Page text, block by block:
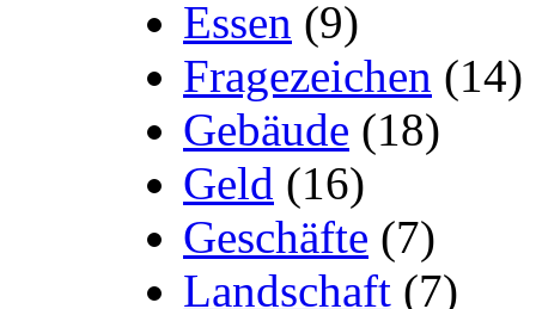
Essen (9)
Fragezeichen (14)
Gebäude (18)
Geld (16)
Geschäfte (7)
Landschaft (7)